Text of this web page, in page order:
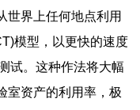
世界上任何地点利用
模型，以更快的速度
试。这种作法将大幅
室资产的利用率，极